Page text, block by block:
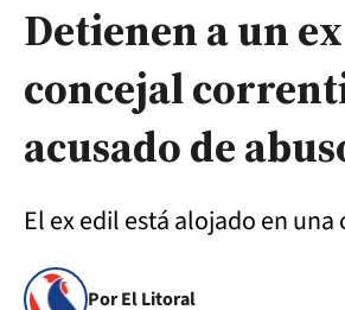
Detienen a un ex
concejal
acusado de
El ex edil está alojado en una
Por El Litoral